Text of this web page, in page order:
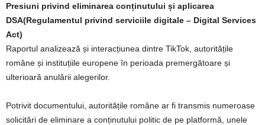
Presiuni privind eliminarea conținutului și aplicarea
DSA(Regulamentul privind serviciile digitale – Digital Services
Act)
Raportul analizează și interacțiunea dintre TikTok, autoritățile
române și instituțiile europene în perioada premergătoare și
ulterioară anulării alegerilor.
Potrivit documentului, autoritățile române ar fi transmis numeroase
solicitări de eliminare a conținutului politic de pe platformă, unele